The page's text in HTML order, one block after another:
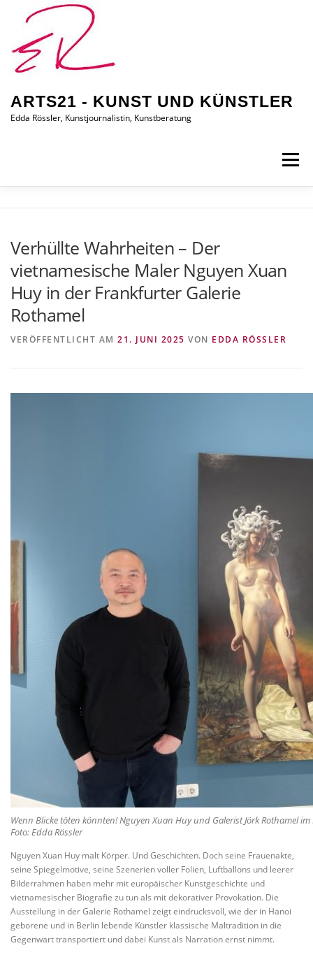
ARTS21 - KUNST UND KÜNSTLER
Edda Rössler, Kunstjournalistin, Kunstberatung
Menü
AUSSTELLUNGEN/BILDER EDDA KAUFT EIN
VITA/AUSBILDUNG
Verhüllte Wahrheiten – Der
vietnamesische Maler Nguyen Xuan
Huy in der Frankfurter Galerie
Rothamel
VERÖFFENTLICHT AM 21. JUNI 2025 VON EDDA RÖSSLER
Wenn Blicke töten könnten! Nguyen Xuan Huy und Galerist Jörk Rothamel
Foto: Edda Rössler
Nguyen Xuan Huy malt Körper. Und Geschichten. Doch seine Frauenakte,
seine Spiegelmotive, seine Szenerien voller Folien, Luftballons und leerer
Bilderrahmen haben mehr mit europäischer Kunstgeschichte und
vietnamesischer Biografie zu tun als mit dekorativer Provokation. Die
Ausstellung in der Galerie Rothamel zeigt eindrucksvoll, wie der in Hanoi
geborene und in Berlin lebende Künstler klassische Maltradition in die
Gegenwart transportiert und dabei Kunst als Narration ernst nimmt.